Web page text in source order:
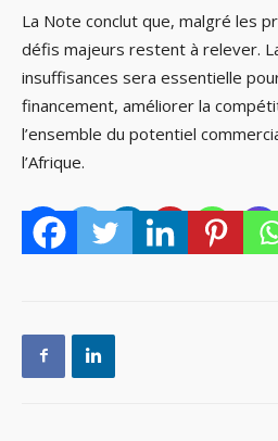
La Note conclut que, malgré les
défis majeurs restent à relever.
insuffisances sera essentielle
financement, améliorer la
l’ensemble du potentiel
l’Afrique.